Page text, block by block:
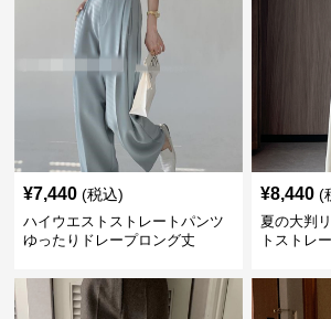
¥7,440 (税込)
ハイウエストストレートパンツ
ゆったりドレープロング丈
¥8,440 (
夏の大判
トストレ